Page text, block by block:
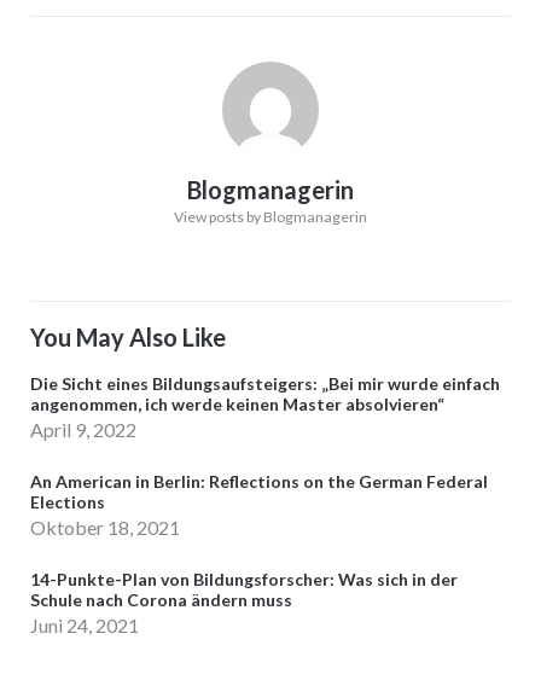
Blogmanagerin
View posts by Blogmanagerin
You May Also Like
Die Sicht eines Bildungsaufsteigers: „Bei mir wurde einfach
angenommen, ich werde keinen Master absolvieren“
April 9, 2022
An American in Berlin: Reflections on the German Federal
Elections
Oktober 18, 2021
14-Punkte-Plan von Bildungsforscher: Was sich in der
Schule nach Corona ändern muss
Juni 24, 2021